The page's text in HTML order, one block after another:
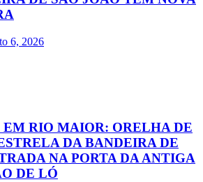
6, 2026
EM RIO MAIOR: ORELHA DE
DA BANDEIRA DE
NA PORTA DA ANTIGA
DE LÓ